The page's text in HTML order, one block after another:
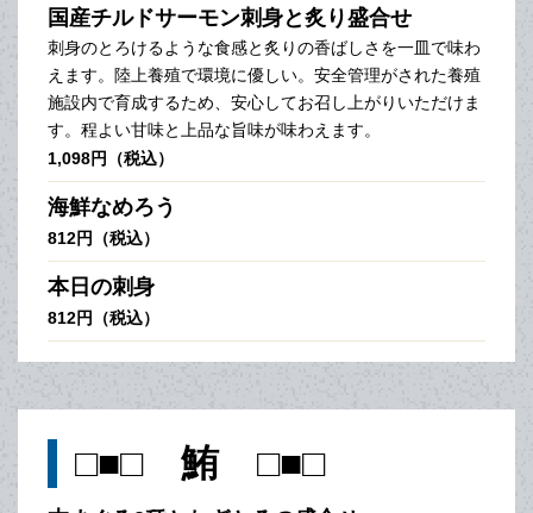
国産チルドサーモン刺身と炙り盛合せ
刺身のとろけるような食感と炙りの香ばしさを一皿で味わ
えます。陸上養殖で環境に優しい。安全管理がされた養殖
施設内で育成するため、安心してお召し上がりいただけま
す。程よい甘味と上品な旨味が味わえます。
1,098円（税込）
海鮮なめろう
812円（税込）
本日の刺身
812円（税込）
□■□ 鮪 □■□